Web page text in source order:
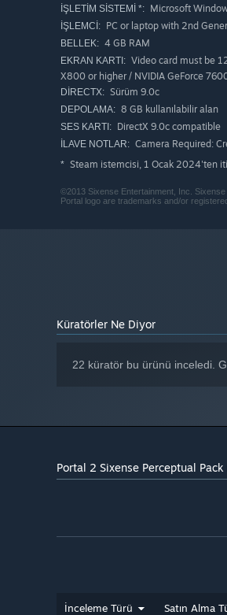
İŞLETIM SISTEMI *: Microsoft
İŞLEMCI: PC or laptop with 2nd
BELLEK: 4 GB RAM
EKRAN KARTI: Video card must be
X800 or higher / NVIDIA GeForce
DIRECTX: Sürüm 9.0c
DEPOLAMA: 8 GB kullanılabilir alan
SES KARTI: DirectX 9.0c compatible
İLAVE NOTLAR: Camera Required:
* Steam istemcisi, 1 Ocak 2024'ten
©2013 Sixense Entertainment, Inc.
Portal logo are trademarks and/or
Küratörler Ne Diyor
22 küratör bu ürünü inceledi.
Portal 2 Sixense Perceptual
İnceleme Türü Satın Alma